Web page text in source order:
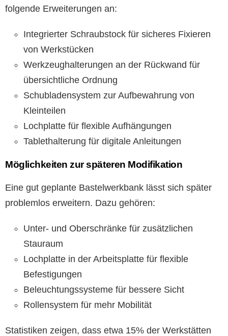
folgende Erweiterungen an:
Integrierter Schraubstock für sicheres Fixieren
von Werkstücken
Werkzeughalterungen an der Rückwand für
übersichtliche Ordnung
Schubladensystem zur Aufbewahrung von
Kleinteilen
Lochplatte für flexible Aufhängungen
Tablethalterung für digitale Anleitungen
Möglichkeiten zur späteren Modifikation
Eine gut geplante Bastelwerkbank lässt sich später
problemlos erweitern. Dazu gehören:
Unter- und Oberschränke für zusätzlichen
Stauraum
Lochplatte in der Arbeitsplatte für flexible
Befestigungen
Beleuchtungssysteme für bessere Sicht
Rollensystem für mehr Mobilität
Statistiken zeigen, dass etwa 15% der Werkstätten